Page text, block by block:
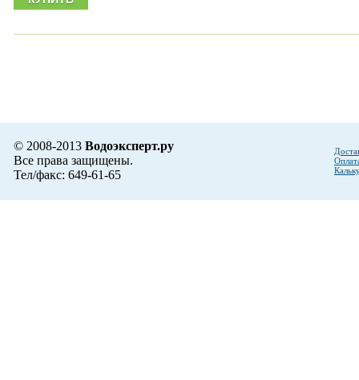
© 2008-2013 Водоэксперт.ру
Все права защищены.
Тел/факс: 649-61-65